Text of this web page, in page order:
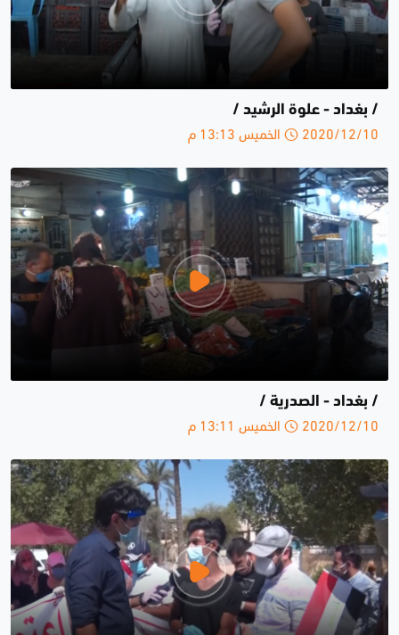
/ بغداد - علوة الرشيد /
2020/12/10 الخميس 13:13 م
/ بغداد - الصدرية /
2020/12/10 الخميس 13:11 م